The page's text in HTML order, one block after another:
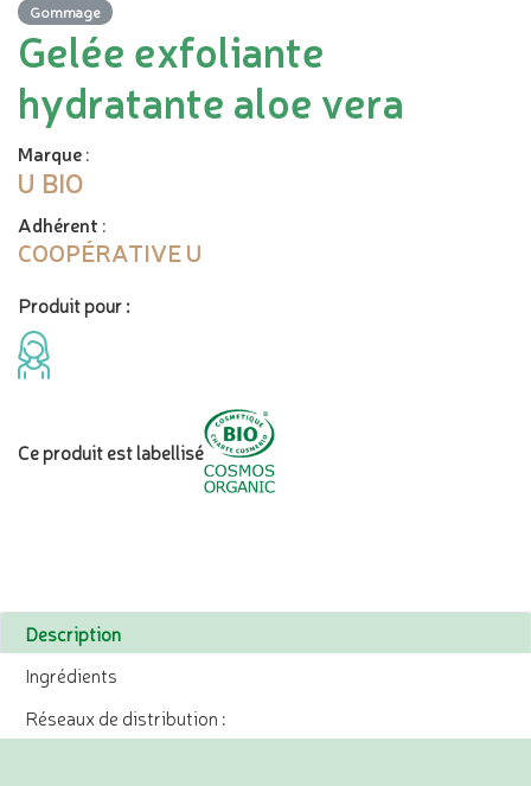
Gommage
Gelée exfoliante
hydratante aloe vera
Marque:
U BIO
Adhérent :
COOPÉRATIVE U
Produit pour :
Ce produit est labellisé
Description
Ingrédients
Réseaux de distribution :